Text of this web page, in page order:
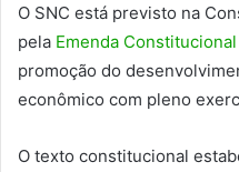
O SNC está previsto na
pela Emenda Constitucional
promoção do
econômico com pleno
O texto constitucional